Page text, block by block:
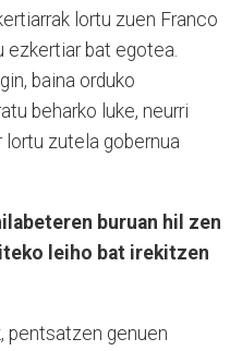
lortu zuen Franco
ezkertiar bat egotea.
baina orduko
beharko luke, neurri
zutela gobernua
buruan hil zen
leiho bat irekitzen
pentsatzen genuen